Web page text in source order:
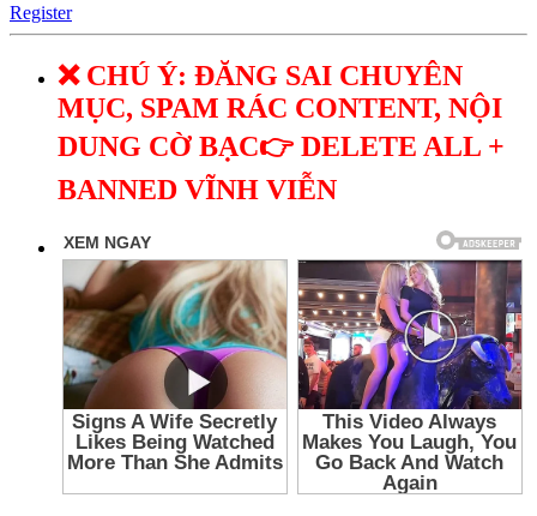
Register
❌ CHÚ Ý: ĐĂNG SAI CHUYÊN
MỤC, SPAM RÁC CONTENT, NỘI
DUNG CỜ BẠC👉 DELETE ALL +
BANNED VĨNH VIỄN